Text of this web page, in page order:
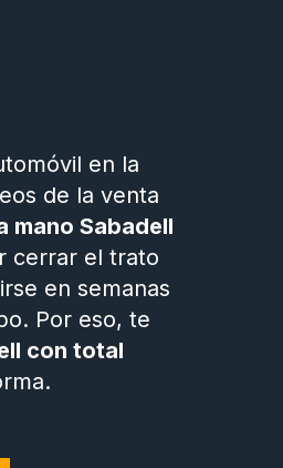
en la
de la venta
mano Sabadell
cerrar el trato
en semanas
Por eso, te
con total